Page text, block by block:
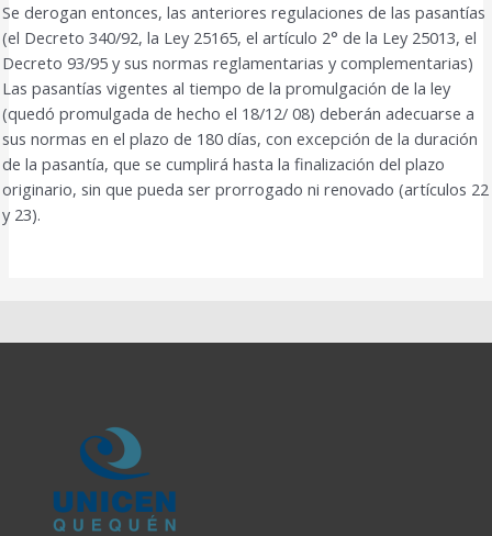
Se derogan entonces, las anteriores regulaciones de las pasantías
(el Decreto 340/92, la Ley 25165, el artículo 2° de la Ley 25013, el
Decreto 93/95 y sus normas reglamentarias y complementarias)
Las pasantías vigentes al tiempo de la promulgación de la ley
(quedó promulgada de hecho el 18/12/ 08) deberán adecuarse a
sus normas en el plazo de 180 días, con excepción de la duración
de la pasantía, que se cumplirá hasta la finalización del plazo
originario, sin que pueda ser prorrogado ni renovado (artículos 22
y 23).